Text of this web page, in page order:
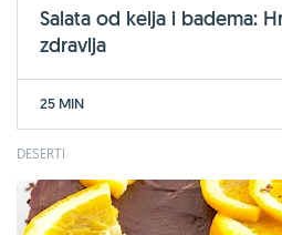
Salata od kelja i badema:
zdravlja
25 MIN
DESERTI